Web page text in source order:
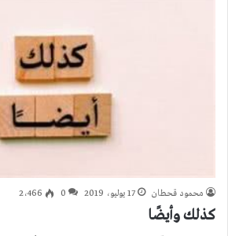
محمود قحطان 17 يوليو، 2019 0 2٬466
كذلك وأيضًا